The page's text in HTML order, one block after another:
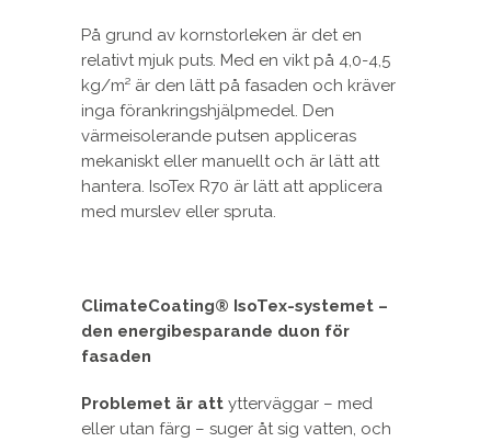
På grund av kornstorleken är det en
relativt mjuk puts. Med en vikt på 4,0-4,5
kg/m² är den lätt på fasaden och kräver
inga förankringshjälpmedel. Den
värmeisolerande putsen appliceras
mekaniskt eller manuellt och är lätt att
hantera. IsoTex R70 är lätt att applicera
med murslev eller spruta.
ClimateCoating® IsoTex-systemet –
den energibesparande duon för
fasaden
Problemet är att ytterväggar – med
eller utan färg – suger åt sig vatten, och